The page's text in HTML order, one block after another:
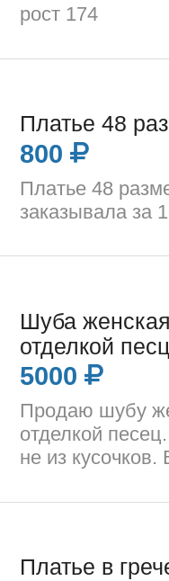
рост 174
Платье 48
800
Платье 48
заказывала за
Шуба
отделкой
5000
Продаю шубу
отделкой
не из
Платье в